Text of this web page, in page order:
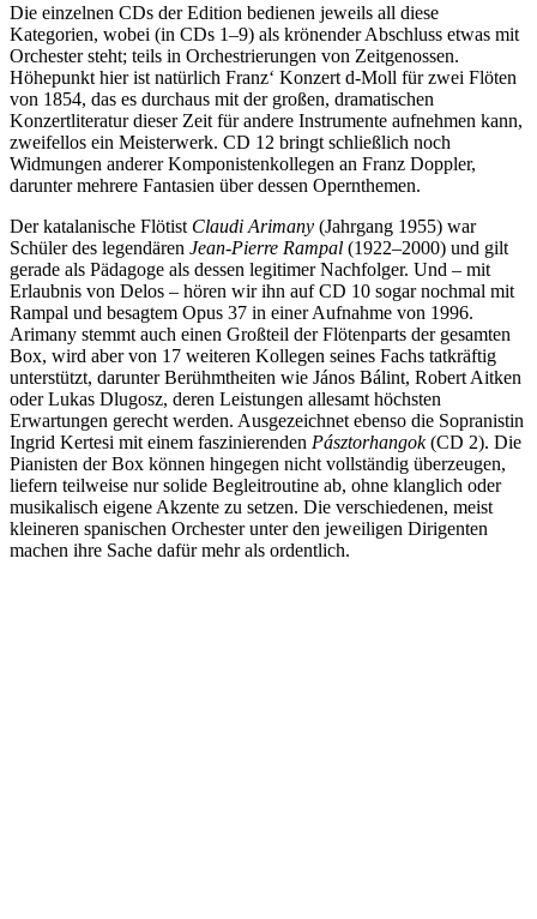
Die einzelnen CDs der Edition bedienen jeweils all diese
Kategorien, wobei (in CDs 1–9) als krönender Abschluss etwas mit
Orchester steht; teils in Orchestrierungen von Zeitgenossen.
Höhepunkt hier ist natürlich Franz‘ Konzert d-Moll für zwei Flöten
von 1854, das es durchaus mit der großen, dramatischen
Konzertliteratur dieser Zeit für andere Instrumente aufnehmen kann,
zweifellos ein Meisterwerk. CD 12 bringt schließlich noch
Widmungen anderer Komponistenkollegen an Franz Doppler,
darunter mehrere Fantasien über dessen Opernthemen.
Der katalanische Flötist Claudi Arimany (Jahrgang 1955) war
Schüler des legendären Jean-Pierre Rampal (1922–2000) und gilt
gerade als Pädagoge als dessen legitimer Nachfolger. Und – mit
Erlaubnis von Delos – hören wir ihn auf CD 10 sogar nochmal mit
Rampal und besagtem Opus 37 in einer Aufnahme von 1996.
Arimany stemmt auch einen Großteil der Flötenparts der gesamten
Box, wird aber von 17 weiteren Kollegen seines Fachs tatkräftig
unterstützt, darunter Berühmtheiten wie János Bálint, Robert Aitken
oder Lukas Dlugosz, deren Leistungen allesamt höchsten
Erwartungen gerecht werden. Ausgezeichnet ebenso die Sopranistin
Ingrid Kertesi mit einem faszinierenden Pásztorhangok(CD 2). Die
Pianisten der Box können hingegen nicht vollständig überzeugen,
liefern teilweise nur solide Begleitroutine ab, ohne klanglich oder
musikalisch eigene Akzente zu setzen. Die verschiedenen, meist
kleineren spanischen Orchester unter den jeweiligen Dirigenten
machen ihre Sache dafür mehr als ordentlich.